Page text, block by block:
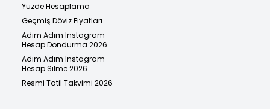
Yüzde Hesaplama
Geçmiş Döviz Fiyatları
Adım Adım Instagram
Hesap Dondurma 2026
Adım Adım Instagram
Hesap Silme 2026
Resmi Tatil Takvimi 2026